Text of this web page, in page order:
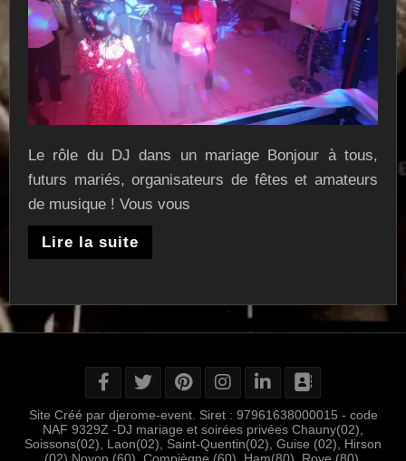
Le rôle du DJ dans un mariage Bonjour à tous,
futurs mariés, organisateurs de fêtes et amateurs
de musique ! Vous vous
Lire la suite
Site Créé par djerome-event. Siret : 97961638000015 - code
NAF 9329Z -DJ mariage et soirées privées Chauny(02),
Soissons(02), Laon(02), Saint-Quentin(02), Guise (02), Hirson